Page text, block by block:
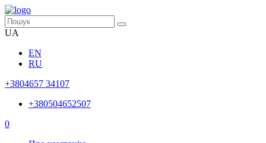
UA
EN
RU
+3804657 34107
+380504652507
0